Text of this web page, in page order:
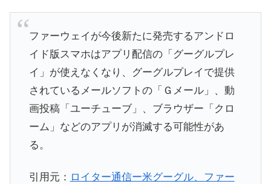
ファーウェイが今後新たに発売するアンドロ
イド版スマホはアプリ配信の「グーグルプレ
イ」が使えなくなり、グーグルプレイで提供
されているメールソフトの「Ｇメール」、動
画投稿「ユーチューブ」、ブラウザー「クロ
ーム」などのアプリが消滅する可能性があ
る。
引用元： ロイター通信ー米グーグル、ファー